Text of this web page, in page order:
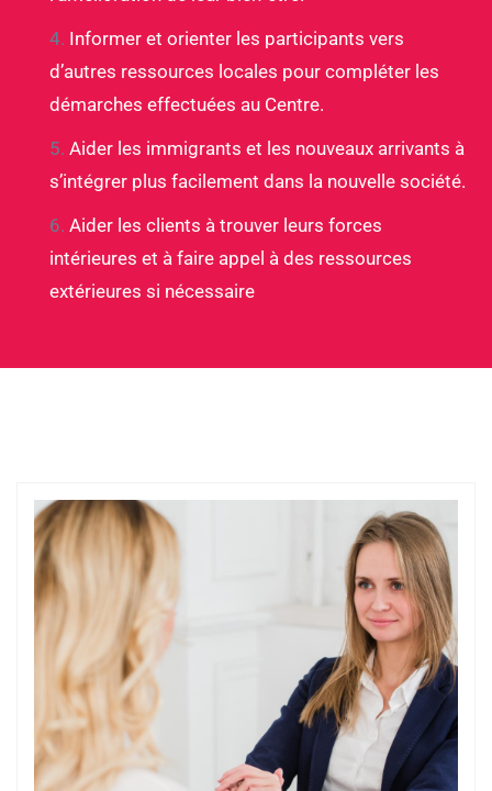
Informer et orienter les participants vers
d’autres ressources locales pour compléter les
démarches effectuées au Centre.
Aider les immigrants et les nouveaux arrivants à
s’intégrer plus facilement dans la nouvelle société.
Aider les clients à trouver leurs forces
intérieures et à faire appel à des ressources
extérieures si nécessaire